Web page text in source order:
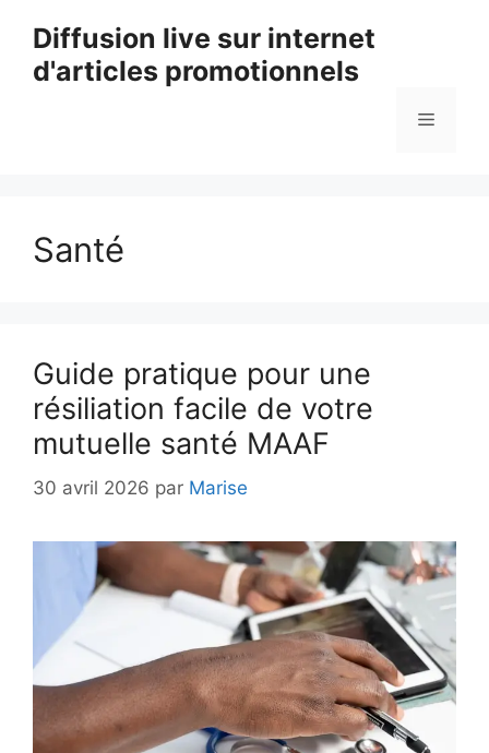
contenu
Diffusion live sur internet
d'articles promotionnels
Menu
Santé
Guide pratique pour une
résiliation facile de votre
mutuelle santé MAAF
30 avril 2026 par Marise